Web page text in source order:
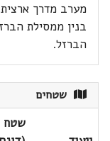
מערב מדרך ארצית
בנין ממסילת
הברזל.
שטחים
שטח